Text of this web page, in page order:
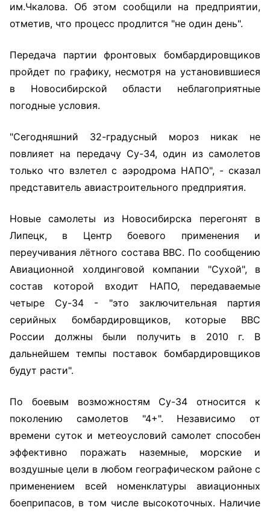
им.Чкалова. Об этом сообщили на предприятии,
отметив, что процесс продлится "не один день".
Передача партии фронтовых бомбардировщиков
пройдет по графику, несмотря на установившиеся
в Новосибирской области неблагоприятные
погодные условия.
"Сегодняшний 32-градусный мороз никак не
повлияет на передачу Су-34, один из самолетов
только что взлетел с аэродрома НАПО", - сказал
представитель авиастроительного предприятия.
Новые самолеты из Новосибирска перегонят в
Липецк, в Центр боевого применения и
переучивания лётного состава ВВС. По сообщению
Авиационной холдинговой компании "Сухой", в
состав которой входит НАПО, передаваемые
четыре Су-34 - "это заключительная партия
серийных бомбардировщиков, которые ВВС
России должны были получить в 2010 г. В
дальнейшем темпы поставок бомбардировщиков
будут расти".
По боевым возможностям Су-34 относится к
поколению самолетов "4+". Независимо от
времени суток и метеоусловий самолет способен
эффективно поражать наземные, морские и
воздушные цели в любом географическом районе с
применением всей номенклатуры авиационных
боеприпасов, в том числе высокоточных. Наличие